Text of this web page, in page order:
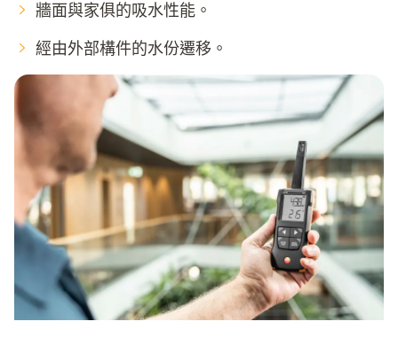
牆面與家俱的吸水性能。
經由外部構件的水份遷移。